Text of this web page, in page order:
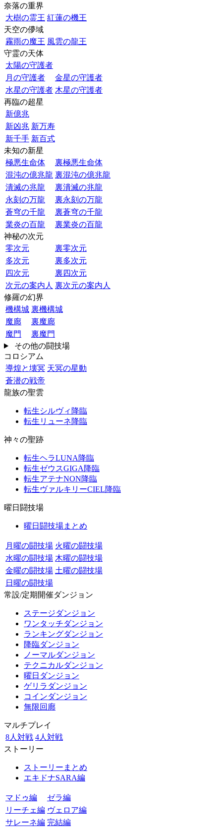
奈落の重界
大樹の霊王 紅蓮の機王
天空の儚域
霧雨の魔王 風雲の龍王
守霊の天体
太陽の守護者
月の守護者
金星の守護者
水星の守護者 木星の守護者
再臨の超星
新億兆
新凶兆 新万寿
新千手 新百式
未知の新星
極悪生命体
裏極悪生命体
混沌の億兆龍 裏混沌の億兆龍
潰滅の兆龍
裏潰滅の兆龍
永刻の万龍
裏永刻の万龍
蒼穹の千龍
裏蒼穹の千龍
業炎の百龍
裏業炎の百龍
神秘の次元
零次元
裏零次元
多次元
裏多次元
四次元
裏四次元
次元の案内人 裏次元の案内人
修羅の幻界
機構城 裏機構城
魔廊
裏魔廊
魔門
裏魔門
その他の闘技場
コロシアム
導煌と壊冥 天冥の星動
蒼潜の戦帝
龍族の聖雲
転生シルヴィ降臨
転生リューネ降臨
神々の聖跡
転生ヘラLUNA降臨
転生ゼウスGIGA降臨
転生アテナNON降臨
転生ヴァルキリーCIEL降臨
曜日闘技場
曜日闘技場まとめ
月曜の闘技場 火曜の闘技場
水曜の闘技場 木曜の闘技場
金曜の闘技場 土曜の闘技場
日曜の闘技場
常設/定期開催ダンジョン
ステージダンジョン
ワンタッチダンジョン
ランキングダンジョン
降臨ダンジョン
ノーマルダンジョン
テクニカルダンジョン
曜日ダンジョン
ゲリラダンジョン
コインダンジョン
無限回廊
マルチプレイ
8人対戦 4人対戦
ストーリー
ストーリーまとめ
エキドナSARA編
マドゥ編
ゼラ編
リーチェ編 ヴェロア編
サレーネ編 完結編